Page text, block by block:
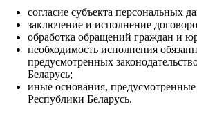
согласие субъекта персональных
заключение и исполнение
обработка обращений граждан и
необходимость исполнения
предусмотренных
Беларусь;
иные основания, предусмотренные
Республики Беларусь.